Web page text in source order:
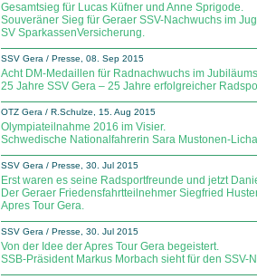
Gesamtsieg für Lucas Küfner und Anne Sprigode.
Souveräner Sieg für Geraer SSV-Nachwuchs im
SV Sparkassen­Versicherung.
SSV Gera / Presse, 08. Sep 2015
Acht DM-Medaillen für Radnachwuchs im
25 Jahre SSV Gera – 25 Jahre erfolgreicher
OTZ Gera / R.Schulze, 15. Aug 2015
Olympiateilnahme 2016 im Visier.
Schwedische Nationalfahrerin Sara Mustonen-
SSV Gera / Presse, 30. Jul 2015
Erst waren es seine Radsportfreunde und jetzt
Der Geraer Friedensfahrtteilnehmer Siegfried
Apres Tour Gera.
SSV Gera / Presse, 30. Jul 2015
Von der Idee der Apres Tour Gera begeistert.
SSB-Präsident Markus Morbach sieht für den SSV-